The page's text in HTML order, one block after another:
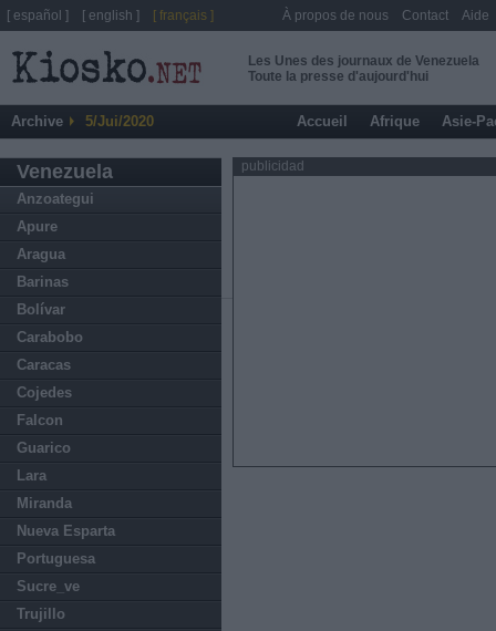
Les Unes des journaux de Venezuela
Toute la presse d'aujourd'hui
Archive 5/Jui/2020 Accueil Afrique Asie-
Venezuela
Anzoategui
Apure
Aragua
Barinas
Bolívar
Carabobo
Caracas
Cojedes
Falcon
Guarico
Lara
Miranda
Nueva Esparta
Portuguesa
Sucre_ve
Trujillo
publicidad
[ español ] [ english ] [ français ] À propos de nous Contact Aide